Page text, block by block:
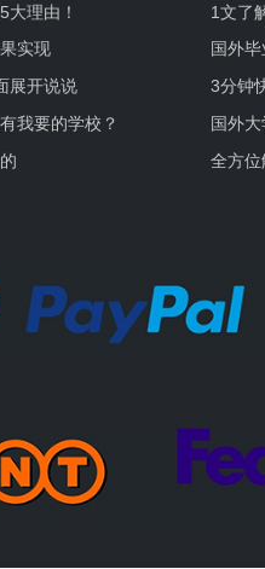
大理由！
实现
展开说说
我要的学校？
1文了
国外
3分钟
国外
全方位